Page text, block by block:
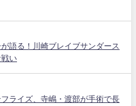
語る！川崎ブレイブサンダース
い
ライズ、寺嶋・渡部が手術で長